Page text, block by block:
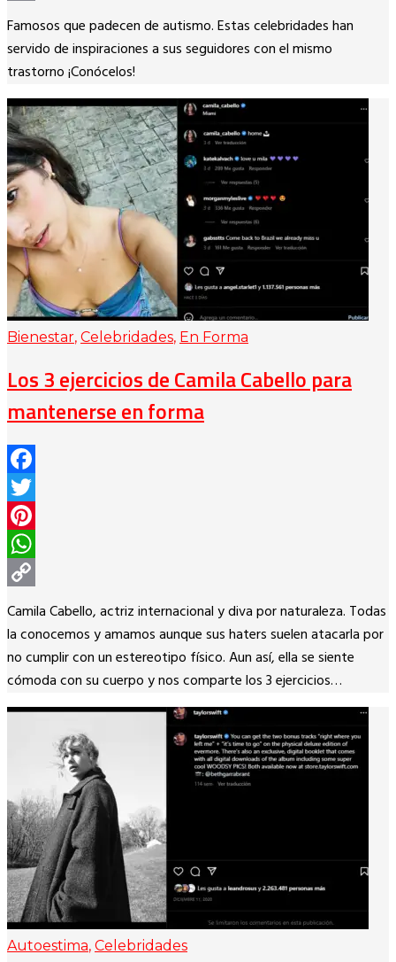
Copy
Link
Famosos que padecen de autismo. Estas celebridades han
servido de inspiraciones a sus seguidores con el mismo
trastorno ¡Conócelos!
Bienestar, Celebridades, En Forma
Los 3 ejercicios de Camila Cabello para
mantenerse en forma
Facebook
Twitter
Pinterest
WhatsApp
Copy
Link
Camila Cabello, actriz internacional y diva por naturaleza. Todas
la conocemos y amamos aunque sus haters suelen atacarla por
no cumplir con un estereotipo físico. Aun así, ella se siente
cómoda con su cuerpo y nos comparte los 3 ejercicios…
Autoestima, Celebridades